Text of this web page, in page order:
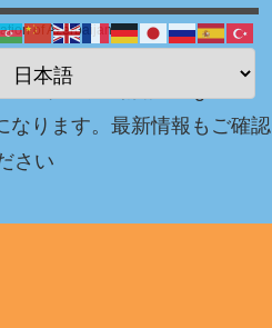
of Azerbaijan
バイジャン情報 Blog！
ります。最新情報もご確認
さい